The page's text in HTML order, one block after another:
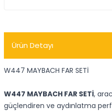
Ürün Detayı
W447 MAYBACH FAR SETİ
W447 MAYBACH FAR SETİ,
güçlendiren ve aydınlatma